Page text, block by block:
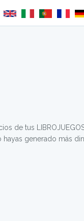
de tus
hayas generado más